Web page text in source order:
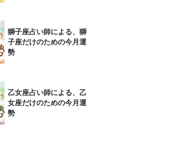
獅子座占い師による、獅
子座だけのための今月運
勢
乙女座占い師による、乙
女座だけのための今月運
勢